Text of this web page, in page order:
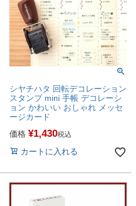
シヤチハタ 回転デコレーション
スタンプ mini 手帳 デコレーシ
ョン かわいい おしゃれ メッセ
ージカード
価格 ¥1,430税込
カートに入れる